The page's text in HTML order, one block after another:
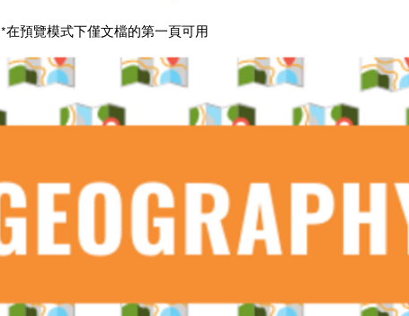
*在預覽模式下僅文檔的第一頁可用